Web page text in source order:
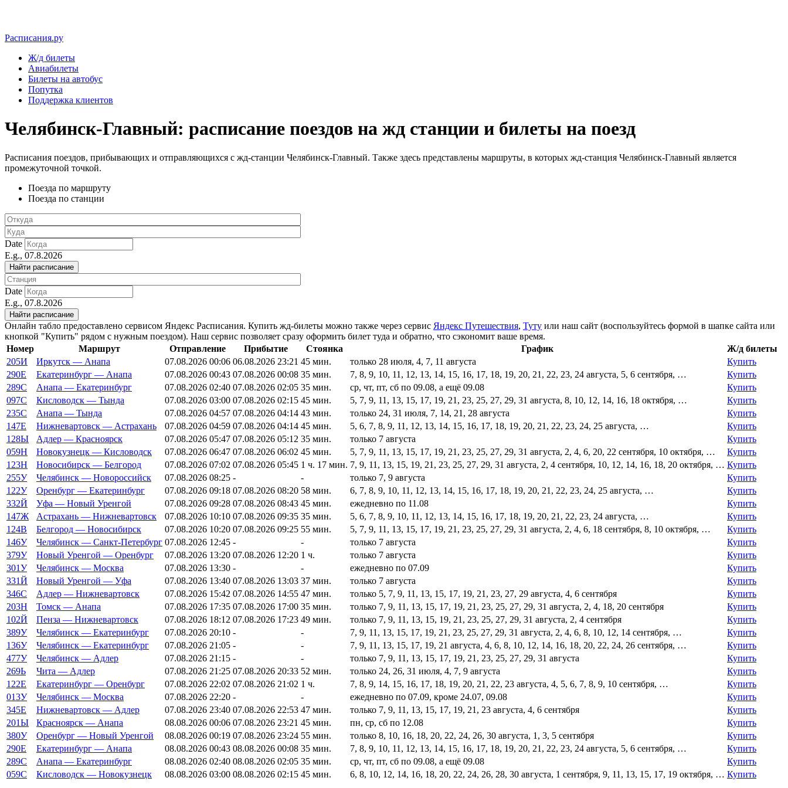
Расписания.ру
Ж/д билеты
Авиабилеты
Билеты на автобус
Попутка
Поддержка клиентов
Челябинск-Главный: расписание поездов на жд станции и билеты на поезд
Расписания поездов, прибывающих и отправляющихся с жд-станции Челябинск-Главный. Также здесь представлены маршруты, в которых жд-станция Челябинск-Главный является
промежуточной точкой.
Поезда по маршруту
Поезда по станции
Date
E.g., 07.8.2026
Date
E.g., 07.8.2026
Онлайн табло предоставлено сервисом Яндекс Расписания. Купить жд-билеты можно также через сервис Яндекс Путешествия, Туту или наш сайт (воспользуйтесь формой в шапке сайта или
кнопкой "Купить" рядом с нужным поездом). Наш сервис позволяет сразу оформить билет туда и обратно, что сэкономит ваше время.
Номер
Маршрут Отправление Прибытие Стоянка График
Ж/д билеты
205И
Иркутск — Анапа 07.08.2026 00:06 06.08.2026 23:21 45 мин. только 28 июля, 4, 7, 11 августа
Купить
290Е
Екатеринбург — Анапа 07.08.2026 00:43 07.08.2026 00:08 35 мин. 7, 8, 9, 10, 11, 12, 13, 14, 15, 16, 17, 18, 19, 20, 21, 22, 23, 24 августа, 5, 6 сентября, …
Купить
289С
Анапа — Екатеринбург 07.08.2026 02:40 07.08.2026 02:05 35 мин. ср, чт, пт, сб по 09.08, а ещё 09.08
Купить
097С
Кисловодск — Тында 07.08.2026 03:00 07.08.2026 02:15 45 мин. 5, 7, 9, 11, 13, 15, 17, 19, 21, 23, 25, 27, 29, 31 августа, 8, 10, 12, 14, 16, 18 октября, …
Купить
235С
Анапа — Тында 07.08.2026 04:57 07.08.2026 04:14 43 мин. только 24, 31 июля, 7, 14, 21, 28 августа
Купить
147Е
Нижневартовск — Астрахань 07.08.2026 04:59 07.08.2026 04:14 45 мин. 5, 6, 7, 8, 9, 11, 12, 13, 14, 15, 16, 17, 18, 19, 20, 21, 22, 23, 24, 25 августа, …
Купить
128Ы
Адлер — Красноярск 07.08.2026 05:47 07.08.2026 05:12 35 мин. только 7 августа
Купить
059Н
Новокузнецк — Кисловодск 07.08.2026 06:47 07.08.2026 06:02 45 мин. 5, 7, 9, 11, 13, 15, 17, 19, 21, 23, 25, 27, 29, 31 августа, 2, 4, 6, 20, 22 сентября, 10 октября, …
Купить
123Н
Новосибирск — Белгород 07.08.2026 07:02 07.08.2026 05:45 1 ч. 17 мин. 7, 9, 11, 13, 15, 19, 21, 23, 25, 27, 29, 31 августа, 2, 4 сентября, 10, 12, 14, 16, 18, 20 октября, … Купить
255У
Челябинск — Новороссийск 07.08.2026 08:25 - - только 7, 9 августа
Купить
122У
Оренбург — Екатеринбург 07.08.2026 09:18 07.08.2026 08:20 58 мин. 6, 7, 8, 9, 10, 11, 12, 13, 14, 15, 16, 17, 18, 19, 20, 21, 22, 23, 24, 25 августа, …
Купить
332Й
Уфа — Новый Уренгой 07.08.2026 09:28 07.08.2026 08:43 45 мин. ежедневно по 11.08
Купить
147Ж
Астрахань — Нижневартовск 07.08.2026 10:10 07.08.2026 09:35 35 мин. 5, 6, 7, 8, 9, 10, 11, 12, 13, 14, 15, 16, 17, 18, 19, 20, 21, 22, 23, 24 августа, …
Купить
124В
Белгород — Новосибирск 07.08.2026 10:20 07.08.2026 09:25 55 мин. 5, 7, 9, 11, 13, 15, 17, 19, 21, 23, 25, 27, 29, 31 августа, 2, 4, 6, 18 сентября, 8, 10 октября, …
Купить
146У
Челябинск — Санкт-Петербург 07.08.2026 12:45 - - только 7 августа
Купить
379У
Новый Уренгой — Оренбург 07.08.2026 13:20 07.08.2026 12:20 1 ч. только 7 августа
Купить
301У
Челябинск — Москва 07.08.2026 13:30 - - ежедневно по 07.09
Купить
331Й
Новый Уренгой — Уфа 07.08.2026 13:40 07.08.2026 13:03 37 мин. только 7 августа
Купить
346С
Адлер — Нижневартовск 07.08.2026 15:42 07.08.2026 14:55 47 мин. только 5, 7, 9, 11, 13, 15, 17, 19, 21, 23, 27, 29 августа, 4, 6 сентября
Купить
203Н
Томск — Анапа 07.08.2026 17:35 07.08.2026 17:00 35 мин. только 7, 9, 11, 13, 15, 17, 19, 21, 23, 25, 27, 29, 31 августа, 2, 4, 18, 20 сентября
Купить
102Й
Пенза — Нижневартовск 07.08.2026 18:12 07.08.2026 17:23 49 мин. только 7, 9, 11, 13, 15, 19, 21, 23, 25, 27, 29, 31 августа, 2, 4 сентября
Купить
389У
Челябинск — Екатеринбург 07.08.2026 20:10 - - 7, 9, 11, 13, 15, 17, 19, 21, 23, 25, 27, 29, 31 августа, 2, 4, 6, 8, 10, 12, 14 сентября, …
Купить
136У
Челябинск — Екатеринбург 07.08.2026 21:05 - - 7, 9, 11, 13, 15, 17, 19, 21 августа, 4, 6, 8, 10, 12, 14, 16, 18, 20, 22, 24, 26 сентября, …
Купить
477У
Челябинск — Адлер 07.08.2026 21:15 - - только 7, 9, 11, 13, 15, 17, 19, 21, 23, 25, 27, 29, 31 августа
Купить
269Ь
Чита — Адлер 07.08.2026 21:25 07.08.2026 20:33 52 мин. только 24, 26, 31 июля, 4, 7, 9 августа
Купить
122Е
Екатеринбург — Оренбург 07.08.2026 22:02 07.08.2026 21:02 1 ч. 7, 8, 9, 14, 15, 16, 17, 18, 19, 20, 21, 22, 23 августа, 4, 5, 6, 7, 8, 9, 10 сентября, …
Купить
013У
Челябинск — Москва 07.08.2026 22:20 - - ежедневно по 07.09, кроме 24.07, 09.08
Купить
345Е
Нижневартовск — Адлер 07.08.2026 23:40 07.08.2026 22:53 47 мин. только 7, 9, 11, 13, 15, 17, 19, 21, 23 августа, 4, 6 сентября
Купить
201Ы
Красноярск — Анапа 08.08.2026 00:06 07.08.2026 23:21 45 мин. пн, ср, сб по 12.08
Купить
380У
Оренбург — Новый Уренгой 08.08.2026 00:19 07.08.2026 23:24 55 мин. только 8, 10, 16, 18, 20, 22, 24, 26, 30 августа, 1, 3, 5 сентября
Купить
290Е
Екатеринбург — Анапа 08.08.2026 00:43 08.08.2026 00:08 35 мин. 7, 8, 9, 10, 11, 12, 13, 14, 15, 16, 17, 18, 19, 20, 21, 22, 23, 24 августа, 5, 6 сентября, …
Купить
289С
Анапа — Екатеринбург 08.08.2026 02:40 08.08.2026 02:05 35 мин. ср, чт, пт, сб по 09.08, а ещё 09.08
Купить
059С
Кисловодск — Новокузнецк 08.08.2026 03:00 08.08.2026 02:15 45 мин. 6, 8, 10, 12, 14, 16, 18, 20, 22, 24, 26, 28, 30 августа, 1 сентября, 9, 11, 13, 15, 17, 19 октября, … Купить